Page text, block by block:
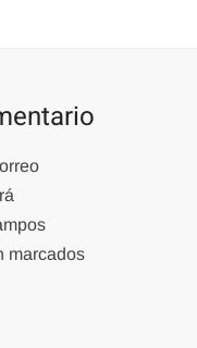
marcados